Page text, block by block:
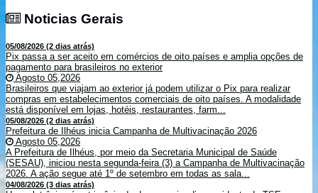
Noticias Gerais
05/08/2026 (2 dias atrás)
Pix passa a ser aceito em comércios de oito países e amplia opções de
pagamento para brasileiros no exterior
Agosto 05,2026
Brasileiros que viajam ao exterior já podem utilizar o Pix para realizar
compras em estabelecimentos comerciais de oito países. A modalidade
está disponível em lojas, hotéis, restaurantes, farm...
05/08/2026 (2 dias atrás)
Prefeitura de Ilhéus inicia Campanha de Multivacinação 2026
Agosto 05,2026
A Prefeitura de Ilhéus, por meio da Secretaria Municipal de Saúde
(SESAU), iniciou nesta segunda-feira (3) a Campanha de Multivacinação
2026. A ação segue até 1º de setembro em todas as sala...
04/08/2026 (3 dias atrás)